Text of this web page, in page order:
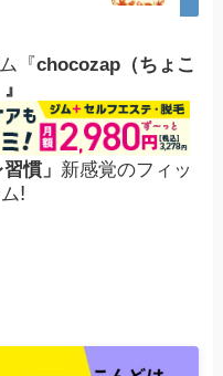
『chocozap（ちょこ
慣」 新感覚のフィッ
!